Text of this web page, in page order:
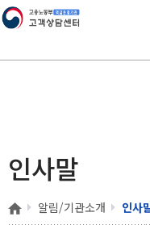
고용노동
인사말
홈 알림/기관소개 인사